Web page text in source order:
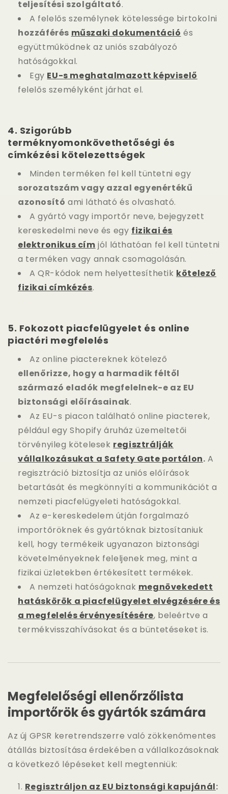
teljesítési szolgáltató.
A felelős személynek kötelessége birtokolni
hozzáférés műszaki dokumentáció és
együttműködnek az uniós szabályozó
hatóságokkal.
Egy EU-s meghatalmazott képviselő
felelős személyként járhat el.
4. Szigorúbb
terméknyomonkövethetőségi és
címkézési kötelezettségek
Minden terméken fel kell tüntetni egy
sorozatszám vagy azzal egyenértékű
azonosító ami látható és olvasható.
A gyártó vagy importőr neve, bejegyzett
kereskedelmi neve és egy fizikai és
elektronikus cím jól láthatóan fel kell tüntetni
a terméken vagy annak csomagolásán.
A QR-kódok nem helyettesíthetik kötelező
fizikai címkézés.
5. Fokozott piacfelügyelet és online
piactéri megfelelés
Az online piactereknek kötelező
ellenőrizze, hogy a harmadik féltől
származó eladók megfelelnek-e az EU
biztonsági előírásainak.
Az EU-s piacon található online piacterek,
például egy Shopify áruház üzemeltetői
törvényileg kötelesek regisztrálják
vállalkozásukat a Safety Gate portálon. A
regisztráció biztosítja az uniós előírások
betartását és megkönnyíti a kommunikációt a
nemzeti piacfelügyeleti hatóságokkal.
Az e-kereskedelem útján forgalmazó
importőröknek és gyártóknak biztosítaniuk
kell, hogy termékeik ugyanazon biztonsági
követelményeknek feleljenek meg, mint a
fizikai üzletekben értékesített termékek.
A nemzeti hatóságoknak megnövekedett
hatáskörök a piacfelügyelet elvégzésére és
a megfelelés érvényesítésére, beleértve a
termékvisszahívásokat és a büntetéseket is.
Megfelelőségi ellenőrzőlista
importőrök és gyártók számára
Az új GPSR keretrendszerre való zökkenőmentes
átállás biztosítása érdekében a vállalkozásoknak
a következő lépéseket kell megtenniük:
Regisztráljon az EU biztonsági kapujánál: